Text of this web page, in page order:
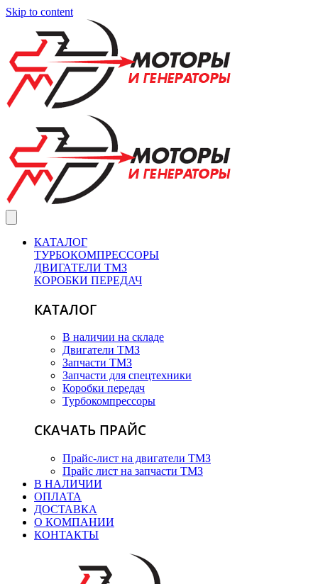
Skip to content
КАТАЛОГ
ТУРБОКОМПРЕССОРЫ
ДВИГАТЕЛИ ТМЗ
КОРОБКИ ПЕРЕДАЧ
КАТАЛОГ
В наличии на складе
Двигатели ТМЗ
Запчасти ТМЗ
Запчасти для спецтехники
Коробки передач
Турбокомпрессоры
СКАЧАТЬ ПРАЙС
Прайс-лист на двигатели ТМЗ
Прайс лист на запчасти ТМЗ
В НАЛИЧИИ
ОПЛАТА
ДОСТАВКА
О КОМПАНИИ
КОНТАКТЫ